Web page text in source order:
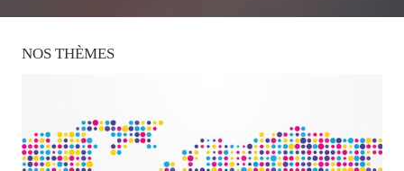
NOS THÈMES